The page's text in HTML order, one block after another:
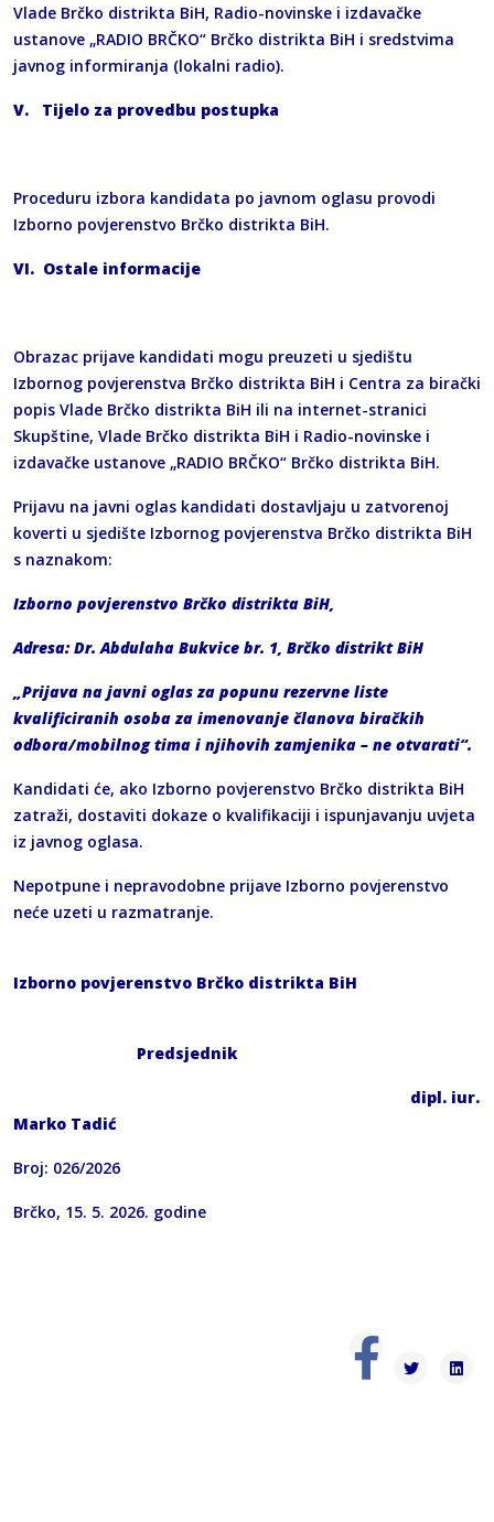
Vlade Brčko distrikta BiH, Radio-novinske i izdavačke
ustanove „RADIO BRČKO“ Brčko distrikta BiH i sredstvima
javnog informiranja (lokalni radio).
V. Tijelo za provedbu postupka
Proceduru izbora kandidata po javnom oglasu provodi
Izborno povjerenstvo Brčko distrikta BiH.
VI. Ostale informacije
Obrazac prijave kandidati mogu preuzeti u sjedištu
Izbornog povjerenstva Brčko distrikta BiH i Centra za birački
popis Vlade Brčko distrikta BiH ili na internet-stranici
Skupštine, Vlade Brčko distrikta BiH i Radio-novinske i
izdavačke ustanove „RADIO BRČKO“ Brčko distrikta BiH.
Prijavu na javni oglas kandidati dostavljaju u zatvorenoj
koverti u sjedište Izbornog povjerenstva Brčko distrikta BiH
s naznakom:
Izborno povjerenstvo Brčko distrikta BiH,
Adresa: Dr. Abdulaha Bukvice br. 1, Brčko distrikt BiH
„Prijava na javni oglas za popunu rezervne liste
kvalificiranih osoba za imenovanje članova biračkih
odbora/mobilnog tima i njihovih zamjenika – ne otvarati“.
Kandidati će, ako Izborno povjerenstvo Brčko distrikta BiH
zatraži, dostaviti dokaze o kvalifikaciji i ispunjavanju uvjeta
iz javnog oglasa.
Nepotpune i nepravodobne prijave Izborno povjerenstvo
neće uzeti u razmatranje.
Izborno povjerenstvo Brčko distrikta BiH
Predsjednik
dipl. iur.
Marko Tadić
Broj: 026/2026
Brčko, 15. 5. 2026. godine